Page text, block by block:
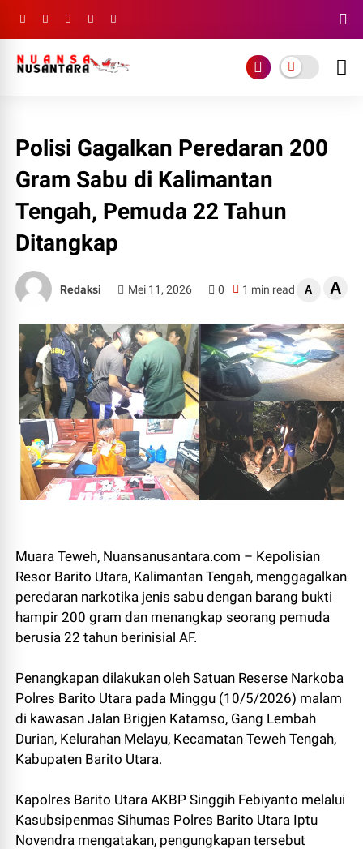
Polisi Gagalkan Peredaran 200
Gram Sabu di Kalimantan
Tengah, Pemuda 22 Tahun
Ditangkap
Redaksi Mei 11, 2026 0 1 min read A A
Muara Teweh, Nuansanusantara.com – Kepolisian
Resor Barito Utara, Kalimantan Tengah, menggagalkan
peredaran narkotika jenis sabu dengan barang bukti
hampir 200 gram dan menangkap seorang pemuda
berusia 22 tahun berinisial AF.
Penangkapan dilakukan oleh Satuan Reserse Narkoba
Polres Barito Utara pada Minggu (10/5/2026) malam
di kawasan Jalan Brigjen Katamso, Gang Lembah
Durian, Kelurahan Melayu, Kecamatan Teweh Tengah,
Kabupaten Barito Utara.
Kapolres Barito Utara AKBP Singgih Febiyanto melalui
Kasubsipenmas Sihumas Polres Barito Utara Iptu
Novendra mengatakan, pengungkapan tersebut